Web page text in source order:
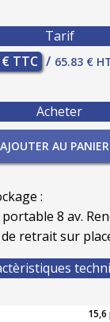
Tarif
TTC / 65.83 €
Acheter
AJOUTER AU PANIER
:
8 av.
retrait sur
15,6